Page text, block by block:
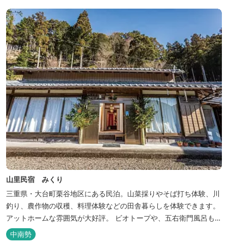
山里民宿 みくり
三重県・大台町栗谷地区にある民泊。山菜採りやそば打ち体験、川
釣り、農作物の収穫、料理体験などの田舎暮らしを体験できます。
アットホームな雰囲気が大好評。 ビオトープや、五右衛門風呂も楽
しめます。6月はホタル観賞が人気。 夜になると周囲は真っ暗。都
会には無い闇の中を飛び交うヒメホタル・ヘイケボタルを観賞した
中南勢